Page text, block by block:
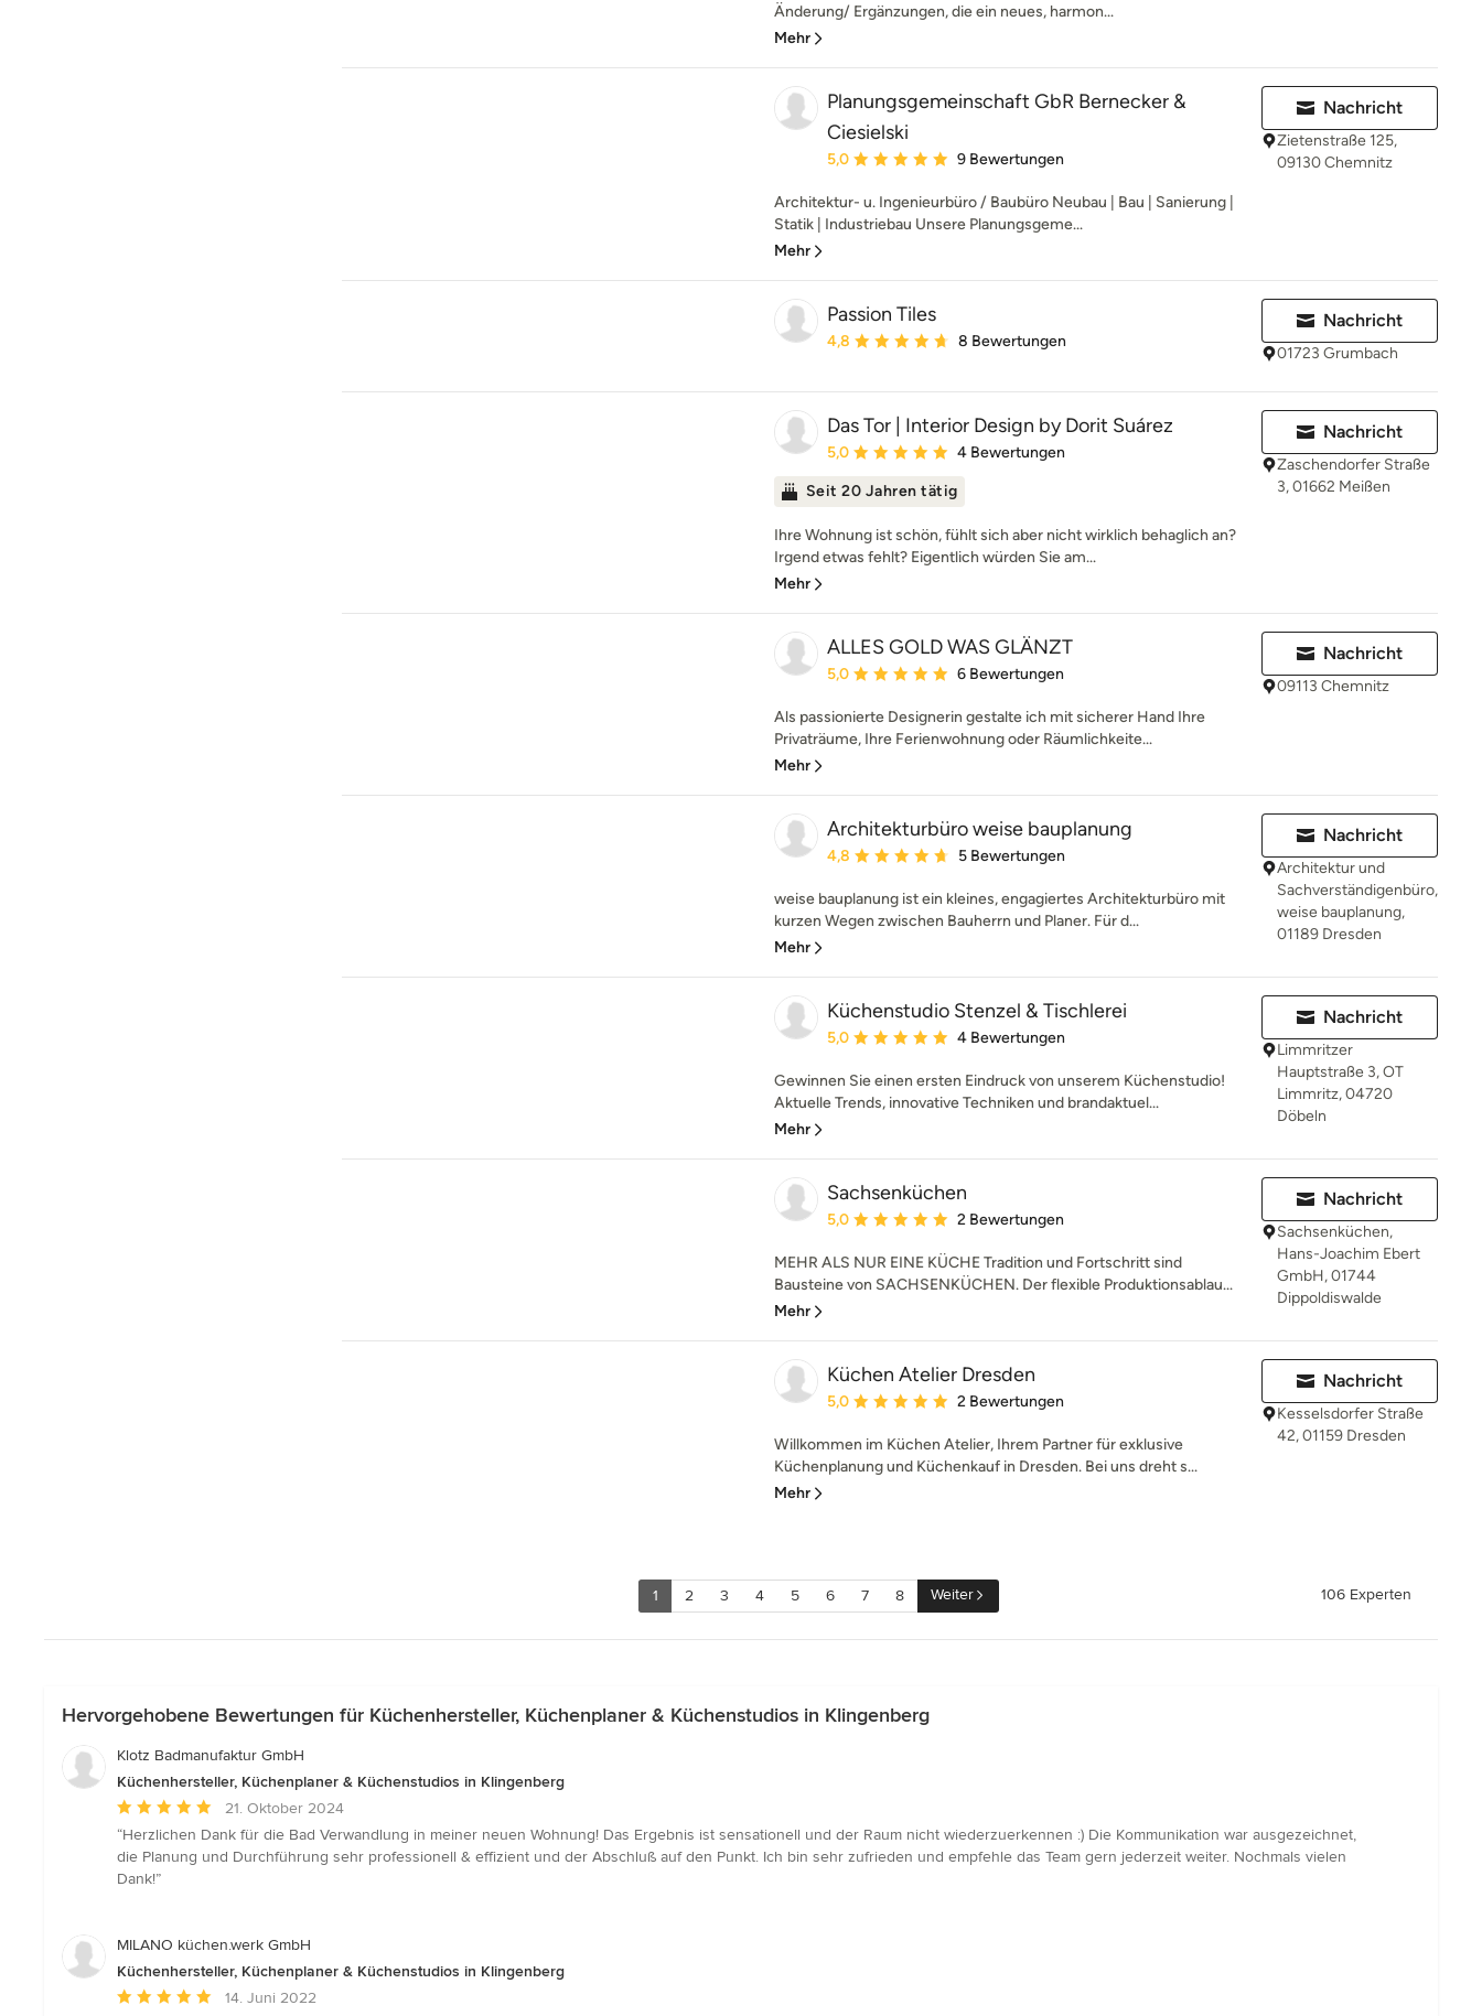
Änderung/ Ergänzungen, die ein neues, harmon...
Mehr
Planungsgemeinschaft GbR Bernecker &
Ciesielski
Durchschnittliche Bewertung: 5 von 5 Sternen
5,0 9 Bewertungen
Architektur- u. Ingenieurbüro / Baubüro Neubau | Bau | Sanierung |
Statik | Industriebau Unsere Planungsgeme...
Mehr
Nachricht
Zietenstraße 125,
09130 Chemnitz
Passion Tiles
Durchschnittliche Bewertung: 4.8 von 5 Sternen
4,8 8 Bewertungen
Nachricht
01723 Grumbach
Das Tor | Interior Design by Dorit Suárez
Durchschnittliche Bewertung: 5 von 5 Sternen
5,0 4 Bewertungen
Seit 20 Jahren tätig
Ihre Wohnung ist schön, fühlt sich aber nicht wirklich behaglich an?
Irgend etwas fehlt? Eigentlich würden Sie am...
Mehr
Nachricht
Zaschendorfer Straße
3, 01662 Meißen
ALLES GOLD WAS GLÄNZT
Durchschnittliche Bewertung: 5 von 5 Sternen
5,0 6 Bewertungen
Als passionierte Designerin gestalte ich mit sicherer Hand Ihre
Privaträume, Ihre Ferienwohnung oder Räumlichkeite...
Mehr
Nachricht
09113 Chemnitz
Architekturbüro weise bauplanung
Durchschnittliche Bewertung: 4.8 von 5 Sternen
4,8 5 Bewertungen
weise bauplanung ist ein kleines, engagiertes Architekturbüro mit
kurzen Wegen zwischen Bauherrn und Planer. Für d...
Mehr
Nachricht
Architektur und
Sachverständigenbüro,
weise bauplanung,
01189 Dresden
Küchenstudio Stenzel & Tischlerei
Durchschnittliche Bewertung: 5 von 5 Sternen
5,0 4 Bewertungen
Gewinnen Sie einen ersten Eindruck von unserem Küchenstudio!
Aktuelle Trends, innovative Techniken und brandaktuel...
Mehr
Nachricht
Limmritzer
Hauptstraße 3, OT
Limmritz, 04720
Döbeln
Sachsenküchen
Durchschnittliche Bewertung: 5 von 5 Sternen
5,0 2 Bewertungen
MEHR ALS NUR EINE KÜCHE Tradition und Fortschritt sind
Bausteine von SACHSENKÜCHEN. Der flexible Produktionsablau...
Mehr
Nachricht
Sachsenküchen,
Hans-Joachim Ebert
GmbH, 01744
Dippoldiswalde
Küchen Atelier Dresden
Durchschnittliche Bewertung: 5 von 5 Sternen
5,0 2 Bewertungen
Willkommen im Küchen Atelier, Ihrem Partner für exklusive
Küchenplanung und Küchenkauf in Dresden. Bei uns dreht s...
Mehr
Nachricht
Kesselsdorfer Straße
42, 01159 Dresden
1 2 3 4 5 6 7 8 Weiter 106 Experten
Hervorgehobene Bewertungen für Küchenhersteller, Küchenplaner & Küchenstudios in Klingenberg
Klotz Badmanufaktur GmbH
Küchenhersteller, Küchenplaner & Küchenstudios in Klingenberg
Durchschnittliche
Bewertung:
5
von
21. Oktober 2024
“Herzlichen Dank für die Bad Verwandlung in meiner neuen Wohnung! Das Ergebnis ist sensationell und der Raum nicht wiederzuerkennen :) Die Kommunikation war ausgezeichnet,
die Planung und Durchführung sehr professionell & effizient und der Abschluß auf den Punkt. Ich bin sehr zufrieden und empfehle das Team gern jederzeit weiter. Nochmals vielen
Dank!”
MILANO küchen.werk GmbH
Küchenhersteller, Küchenplaner & Küchenstudios in Klingenberg
Durchschnittliche14. Juni 2022